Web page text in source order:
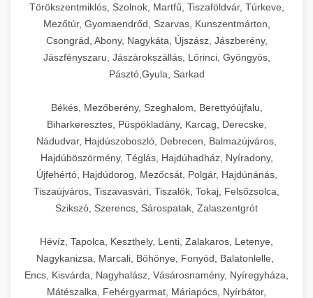
Törökszentmiklós, Szolnok, Martfű, Tiszaföldvár, Túrkeve,
Mezőtúr, Gyomaendrőd, Szarvas, Kunszentmárton,
Csongrád, Abony, Nagykáta, Újszász, Jászberény,
Jászfényszaru, Jászárokszállás, Lőrinci, Gyöngyös,
Pásztó,Gyula, Sarkad
Békés, Mezőberény, Szeghalom, Berettyóújfalu,
Biharkeresztes, Püspökladány, Karcag, Derecske,
Nádudvar, Hajdúszoboszló, Debrecen, Balmazújváros,
Hajdúböszörmény, Téglás, Hajdúhadház, Nyíradony,
Újfehértó, Hajdúdorog, Mezőcsát, Polgár, Hajdúnánás,
Tiszaújváros, Tiszavasvári, Tiszalök, Tokaj, Felsőzsolca,
Szikszó, Szerencs, Sárospatak, Zalaszentgrót
Hévíz, Tapolca, Keszthely, Lenti, Zalakaros, Letenye,
Nagykanizsa, Marcali, Böhönye, Fonyód, Balatonlelle,
Encs, Kisvárda, Nagyhalász, Vásárosnamény, Nyíregyháza,
Mátészalka, Fehérgyarmat, Máriapócs, Nyírbátor,